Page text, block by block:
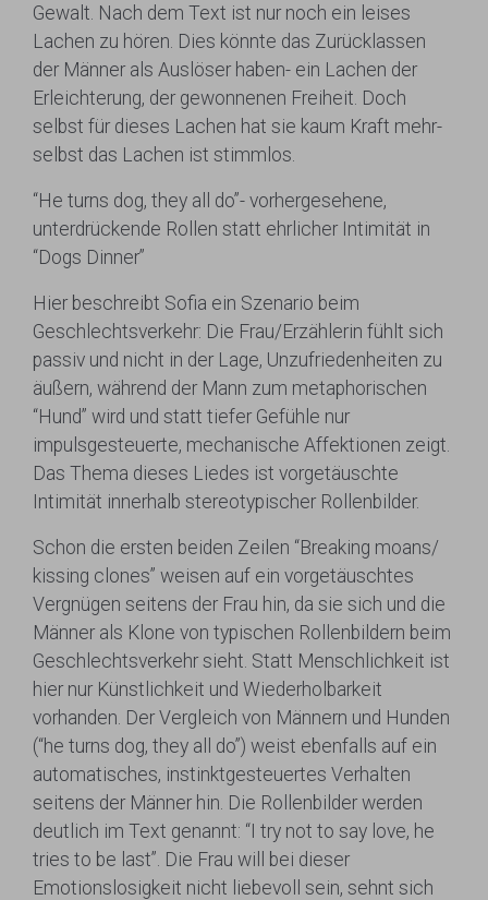
Gewalt. Nach dem Text ist nur noch ein leises
Lachen zu hören. Dies könnte das Zurücklassen
der Männer als Auslöser haben- ein Lachen der
Erleichterung, der gewonnenen Freiheit. Doch
selbst für dieses Lachen hat sie kaum Kraft mehr-
selbst das Lachen ist stimmlos.
“He turns dog, they all do”- vorhergesehene,
unterdrückende Rollen statt ehrlicher Intimität in
“Dogs Dinner”
Hier beschreibt Sofia ein Szenario beim
Geschlechtsverkehr: Die Frau/Erzählerin fühlt sich
passiv und nicht in der Lage, Unzufriedenheiten zu
äußern, während der Mann zum metaphorischen
“Hund” wird und statt tiefer Gefühle nur
impulsgesteuerte, mechanische Affektionen zeigt.
Das Thema dieses Liedes ist vorgetäuschte
Intimität innerhalb stereotypischer Rollenbilder.
Schon die ersten beiden Zeilen “Breaking moans/
kissing clones” weisen auf ein vorgetäuschtes
Vergnügen seitens der Frau hin, da sie sich und die
Männer als Klone von typischen Rollenbildern beim
Geschlechtsverkehr sieht. Statt Menschlichkeit ist
hier nur Künstlichkeit und Wiederholbarkeit
vorhanden. Der Vergleich von Männern und Hunden
(“he turns dog, they all do”) weist ebenfalls auf ein
automatisches, instinktgesteuertes Verhalten
seitens der Männer hin. Die Rollenbilder werden
deutlich im Text genannt: “I try not to say love, he
tries to be last”. Die Frau will bei dieser
Emotionslosigkeit nicht liebevoll sein, sehnt sich